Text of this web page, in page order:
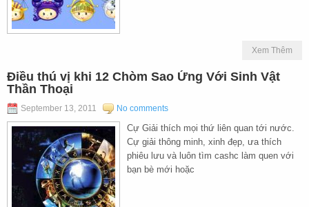
Xem Thêm
Điều thú vị khi 12 Chòm Sao Ứng Với Sinh Vật
Thần Thoại
September 13, 2011 No comments
Cự Giải thích mọi thứ liên quan tới nước.
Cự giải thông minh, xinh đẹp, ưa thích
phiêu lưu và luôn tìm cashc làm quen với
bạn bè mới hoặc